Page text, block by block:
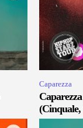
Caparezza